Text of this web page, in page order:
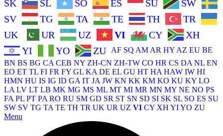
SK
SL SO ES SU
SW
SV
TG TA TE TH
TR
UK
UR UZ VI CY
XH
YI
YO ZU AF SQ AM AR HY AZ EU BE
BN BS BG CA CEB NY ZH-CN ZH-TW CO HR CS DA NL EN
EO ET TL FI FR FY GL KA DE EL GU HT HA HAW IW HI
HMN HU IS IG ID GA IT JA JW KN KK KM KO KU KY LO
LA LV LT LB MK MG MS ML MT MI MR MN MY NE NO PS
FA PL PT PA RO RU SM GD SR ST SN SD SI SK SL SO ES SU
SW SV TG TA TE TH TR UK UR UZ VI CY XH YIYO ZU
Menu